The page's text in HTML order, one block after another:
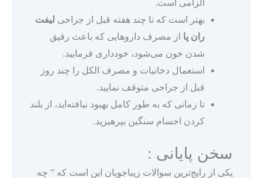
الزامی است.
بهتر است که تا چند هفته قبل از جراحی لیفت
ران پا از مصرف داروهایی که باعث رقیق
شدن خون می‌شود، خودداری فرمایید.
استعمال دخانیات و مصرف الکل را چند روز
قبل از جراحی متوقف نمایید.
تا زمانی که به طور کامل بهبود نیافته‌اید، از بلند
کردن اجسام سنگین بپرهیزید.
سخن پایانی :
یکی از رایج‌ترین سوالات زیباجویان این است که ” چه